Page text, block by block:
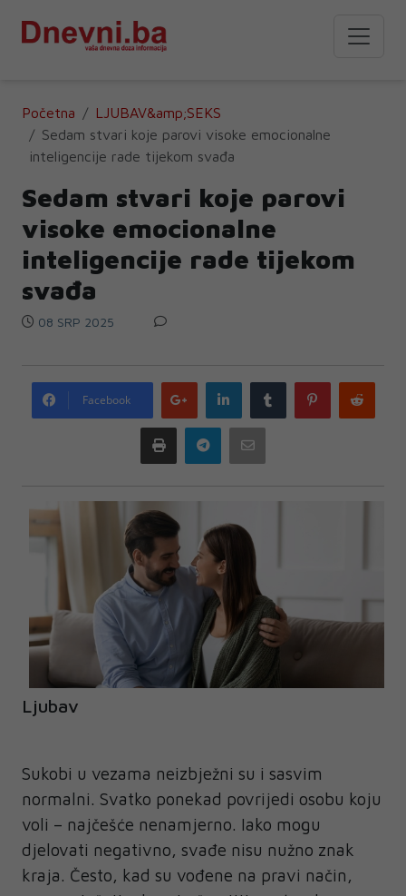
Početna
LJUBAV&amp;SEKS
Sedam stvari koje parovi visoke emocionalne
inteligencije rade tijekom svađa
Sedam stvari koje parovi
visoke emocionalne
inteligencije rade tijekom
svađa
08 SRP 2025
Facebook
Google
plus
LinkedIn Tumblr Pinterest
Print Telegram
Ljubav
Sukobi u vezama neizbježni su i sasvim
normalni. Svatko ponekad povrijedi osobu koju
voli – najčešće nenamjerno. Iako mogu
djelovati negativno, svađe nisu nužno znak
kraja. Često, kad su vođene na pravi način,